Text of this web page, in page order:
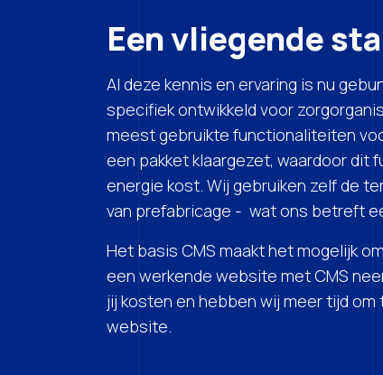
Een vliegende
Al deze kennis en ervaring is nu
specifiek ontwikkeld voor
meest gebruikte functionaliteiten
een pakket klaargezet, waardoor dit
energie kost. Wij gebruiken zelf de
van prefabricage - wat ons betreft
Het basis CMS maakt het mogelijk
een werkende website met CMS
jij kosten en hebben wij meer tijd
website.